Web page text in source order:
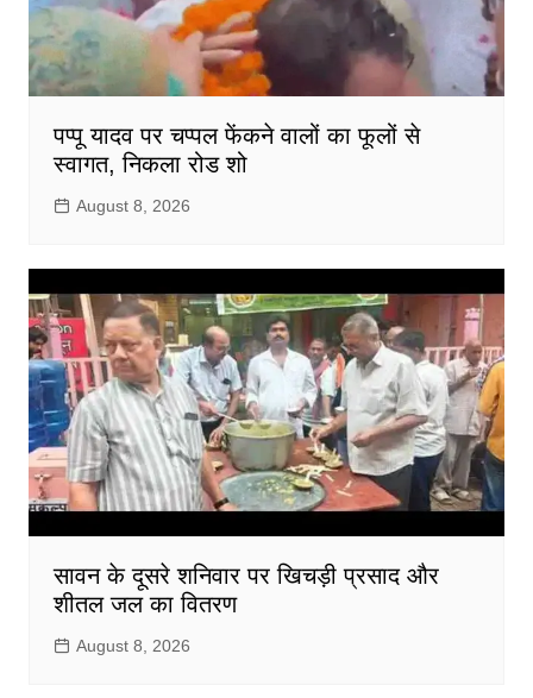
पप्पू यादव पर चप्पल फेंकने वालों का फूलों से
स्वागत, निकला रोड शो
August 8, 2026
सावन के दूसरे शनिवार पर खिचड़ी प्रसाद और
शीतल जल का वितरण
August 8, 2026